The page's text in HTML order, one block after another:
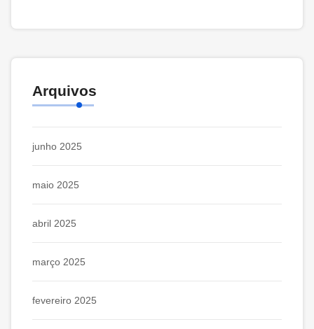
Arquivos
junho 2025
maio 2025
abril 2025
março 2025
fevereiro 2025